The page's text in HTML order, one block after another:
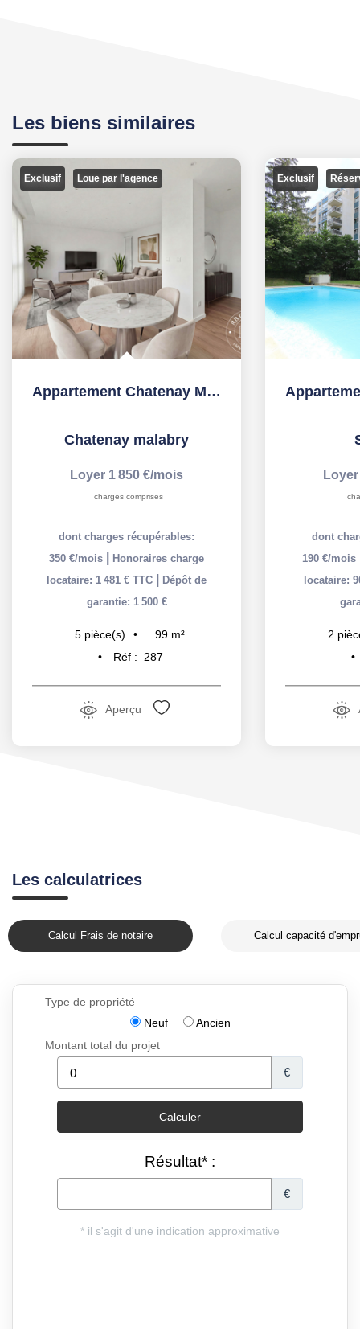
Les biens similaires
Exclusif Loue par l'agence
Appartement Chatenay Malabry 5 pièce(s) 98.7 m2
Chatenay malabry
Loyer 1 850 €/mois
charges comprises
dont charges récupérables:
350 €/mois
Honoraires charge
locataire: 1 481 € TTC
Dépôt de
garantie: 1 500 €
5 pièce(s) 99 m²
Réf :
287
Aperçu
Exclusif
dont
190 €/mois
locataire:
2
Les calculatrices
Calcul Frais de notaire Calcul capacité